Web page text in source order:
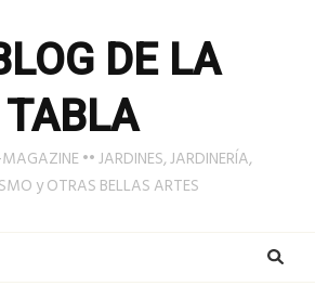
DE LA
TABLA
•• JARDINES, JARDINERÍA,
y OTRAS BELLAS ARTES